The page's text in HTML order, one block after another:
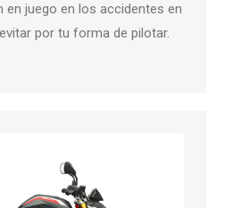
en juego en los accidentes en
por tu forma de pilotar.